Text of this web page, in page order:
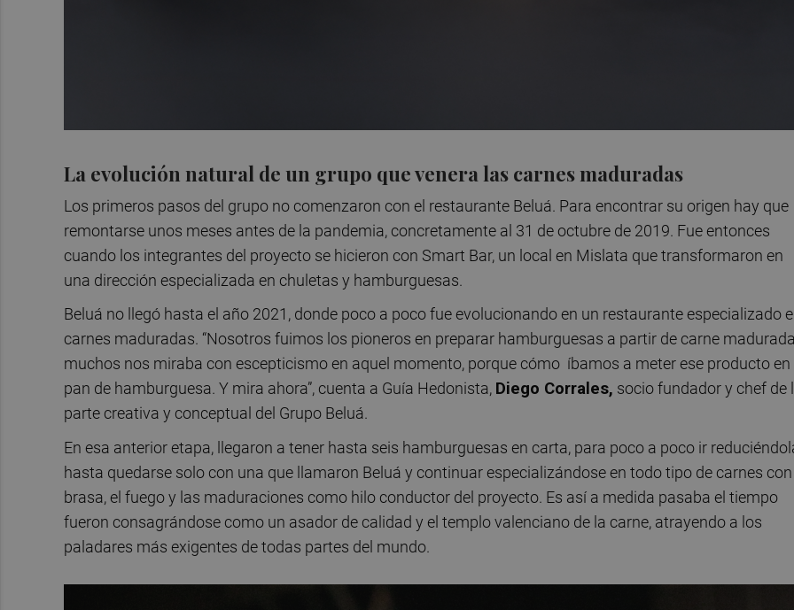
La evolución natural de un grupo que venera las carnes maduradas
Los primeros pasos del grupo no comenzaron con el restaurante Beluá. Para encontrar su origen hay que
remontarse unos meses antes de la pandemia, concretamente al 31 de octubre de 2019. Fue entonces
cuando los integrantes del proyecto se hicieron con Smart Bar, un local en Mislata que transformaron en
una dirección especializada en chuletas y hamburguesas.
Beluá no llegó hasta el año 2021, donde poco a poco fue evolucionando en un restaurante especializado
carnes maduradas. “Nosotros fuimos los pioneros en preparar hamburguesas a partir de carne
muchos nos miraba con escepticismo en aquel momento, porque cómo íbamos a meter ese producto en
pan de hamburguesa. Y mira ahora”, cuenta a Guía Hedonista, Diego Corrales, socio fundador y chef de
parte creativa y conceptual del Grupo Beluá.
En esa anterior etapa, llegaron a tener hasta seis hamburguesas en carta, para poco a poco ir
hasta quedarse solo con una que llamaron Beluá y continuar especializándose en todo tipo de carnes
brasa, el fuego y las maduraciones como hilo conductor del proyecto. Es así a medida pasaba el tiempo
fueron consagrándose como un asador de calidad y el templo valenciano de la carne, atrayendo a los
paladares más exigentes de todas partes del mundo.